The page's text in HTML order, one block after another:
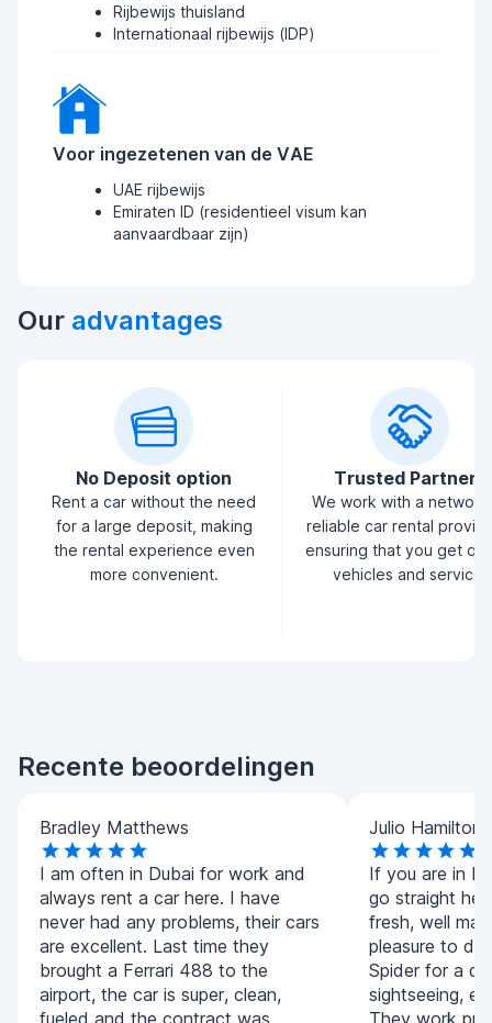
Rijbewijs thuisland
Internationaal rijbewijs (IDP)
Voor ingezetenen van de VAE
UAE rijbewijs
Emiraten ID (residentieel visum kan
aanvaardbaar zijn)
Our advantages
No Deposit option
Rent a car without the need
for a large deposit, making
the rental experience even
more convenient.
Trusted Partners
We work with a
reliable car rental
ensuring that you get
vehicles and service.
Recente beoordelingen
Bradley Matthews
I am often in Dubai for work and
always rent a car here. I have
never had any problems, their cars
are excellent. Last time they
brought a Ferrari 488 to the
airport, the car is super, clean,
fueled and the contract was
Julio Hamilton
If you are in
go straight
fresh, well
pleasure to
Spider for a
sightseeing,
They work